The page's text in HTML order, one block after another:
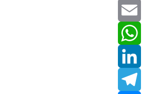
Twitter
Email
WhatsApp
LinkedIn